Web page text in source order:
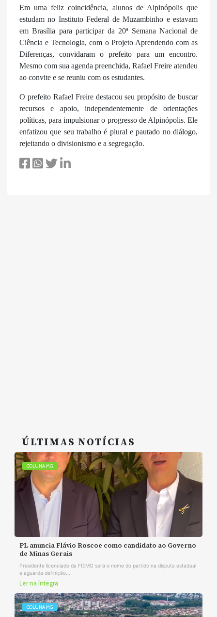
Em uma feliz coincidência, alunos de Alpinópolis que
estudam no Instituto Federal de Muzambinho e estavam
em Brasília para participar da 20ª Semana Nacional de
Ciência e Tecnologia, com o Projeto Aprendendo com as
Diferenças, convidaram o prefeito para um encontro.
Mesmo com sua agenda preenchida, Rafael Freire atendeu
ao convite e se reuniu com os estudantes.
O prefeito Rafael Freire destacou seu propósito de buscar
recursos e apoio, independentemente de orientações
políticas, para impulsionar o progresso de Alpinópolis. Ele
enfatizou que seu trabalho é plural e pautado no diálogo,
rejeitando o divisionismo e a segregação.
ÚLTIMAS NOTÍCIAS
COLUNA MG
PL anuncia Flávio Roscoe como candidato ao Governo
de Minas Gerais
Presidente licenciado da FIEMG será o nome do partido na disputa estadual
e aguarda definição...
Ler na íntegra
COLUNA MG